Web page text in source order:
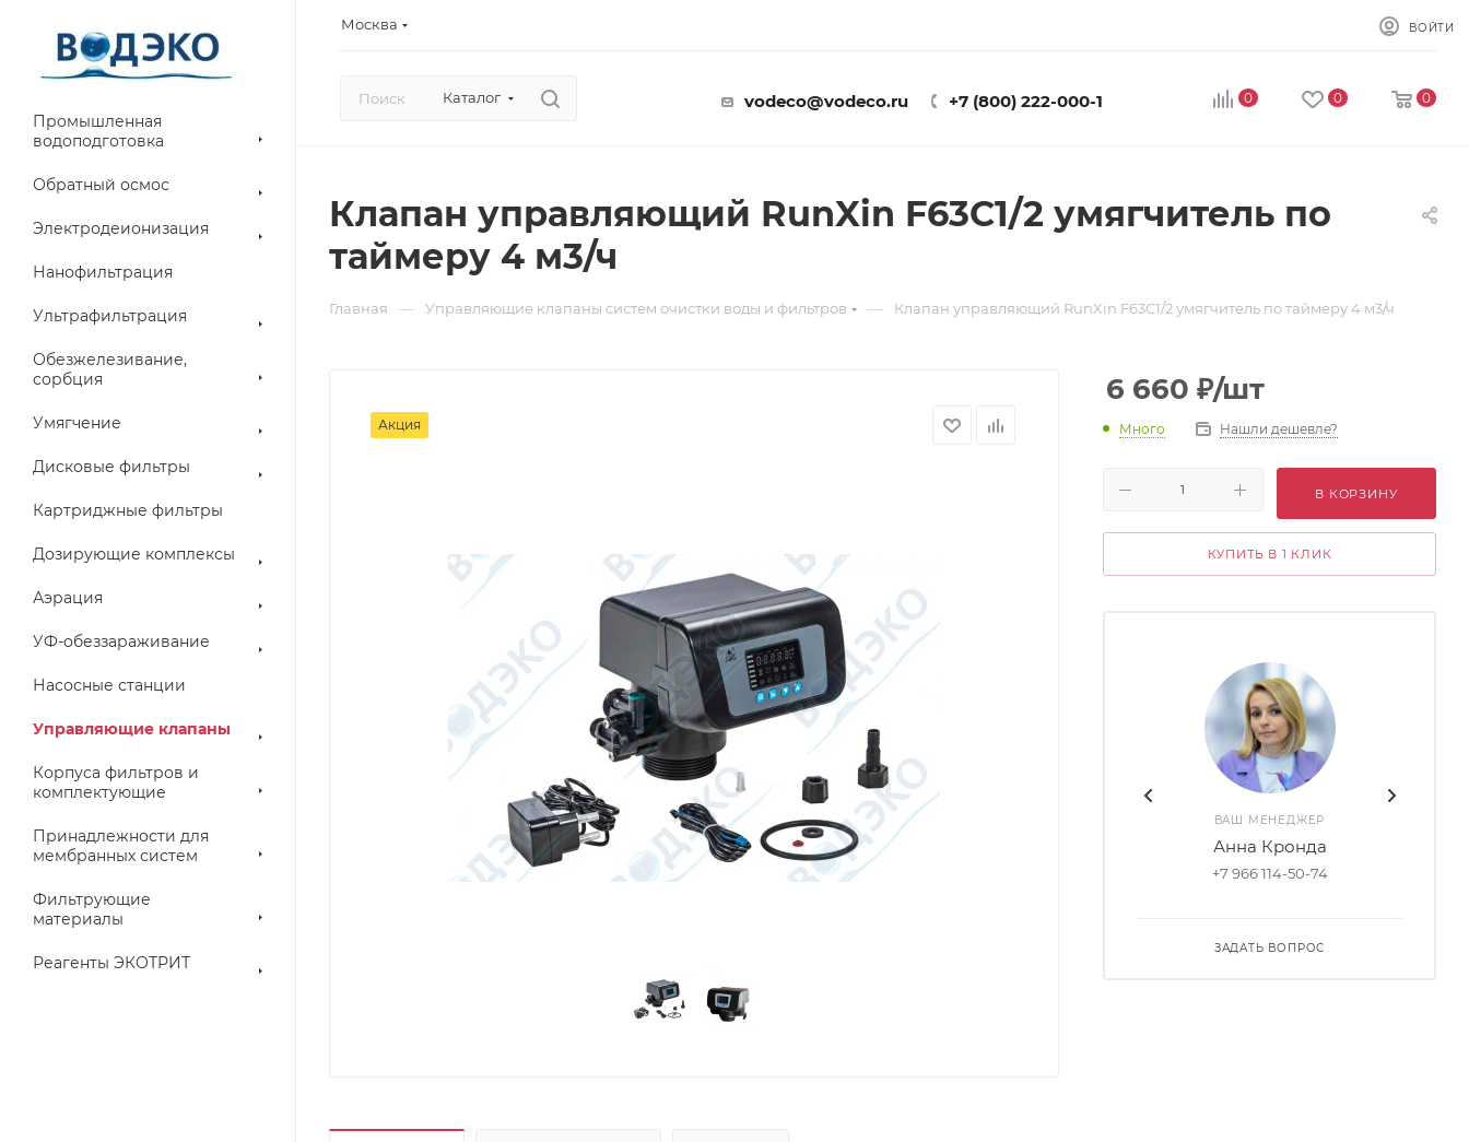
Москва ВОЙТИ
Каталог vodeco@vodeco.ru +7 (800) 222-000-1 0 0 0
Промышленная
водоподготовка
Обратный осмос
Электродеионизация
Нанофильтрация
Ультрафильтрация
Обезжелезивание,
сорбция
Умягчение
Дисковые фильтры
Картриджные фильтры
Дозирующие комплексы
Аэрация
УФ-обеззараживание
Насосные станции
Управляющие клапаны
Корпуса фильтров и
комплектующие
Принадлежности для
мембранных систем
Фильтрующие
материалы
Реагенты ЭКОТРИТ
Клапан управляющий RunXin F63C1/2 умягчитель по
таймеру 4 м3/ч
Главная — Управляющие клапаны систем очистки воды и фильтров — Клапан управляющий RunXin F63C1/2 умягчитель по таймеру 4 м3/ч
Акция
6 660 ₽/шт
Много Нашли дешевле?
В КОРЗИНУ
КУПИТЬ В 1 КЛИК
ВАШ МЕНЕДЖЕР
Анна Кронда
+7 966 114-50-74
ЗАДАТЬ ВОПРОС